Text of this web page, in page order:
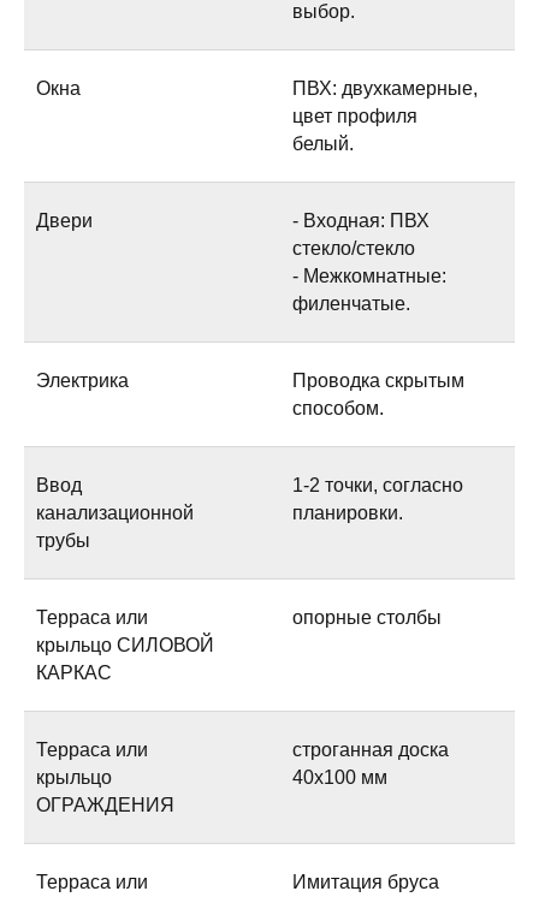
выбор.
Окна
ПВХ: двухкамерные,
цвет профиля
белый.
Двери
- Входная: ПВХ
стекло/стекло
- Межкомнатные:
филенчатые.
Электрика
Проводка скрытым
способом.
Ввод
канализационной
трубы
1-2 точки, согласно
планировки.
Терраса или
крыльцо СИЛОВОЙ
КАРКАС
опорные столбы
Терраса или
крыльцо
ОГРАЖДЕНИЯ
строганная доска
40х100 мм
Терраса или Имитация бруса